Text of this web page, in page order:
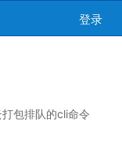
登录
包排队的cli命令